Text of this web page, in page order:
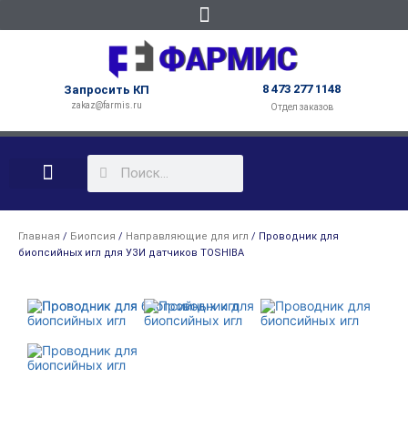
Запросить КП
zakaz@farmis.ru
8 473 277 1148
Отдел заказов
Главная / Биопсия / Направляющие для игл / Проводник для
биопсийных игл для УЗИ датчиков TOSHIBA